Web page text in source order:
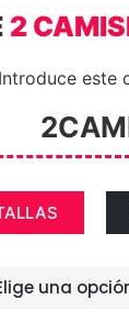
2
Introduce este